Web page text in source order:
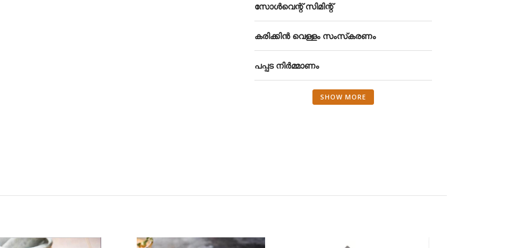
സോൾവെന്റ് സിമിന്റ്
കരിക്കിൻ വെള്ളം സംസ്‌കരണം
പപ്പട നിർമ്മാണം
SHOW MORE